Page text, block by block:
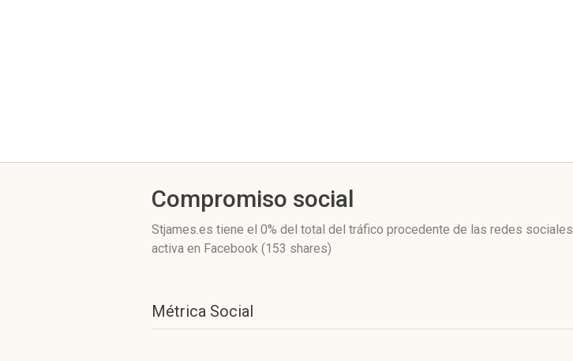
Compromiso social
Stjames.es tiene el 0% del total del tráfico procedente de las redes sociales
activa en Facebook (153 shares)
Métrica Social